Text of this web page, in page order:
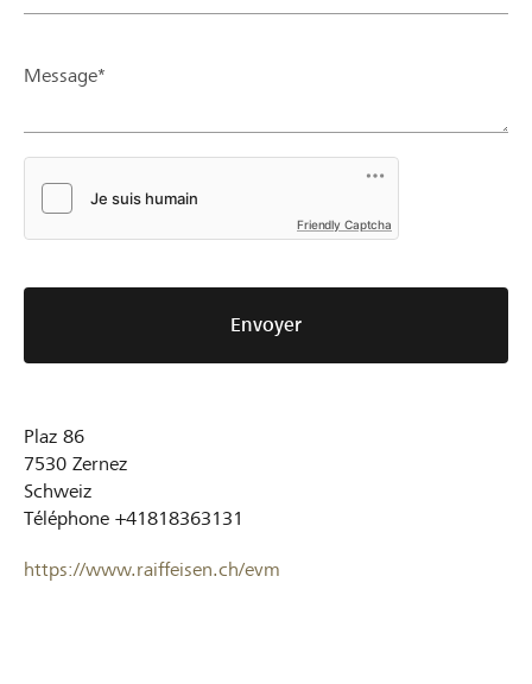
Message*
Friendly Captcha
Envoyer
Plaz 86
7530 Zernez
Schweiz
Téléphone +41818363131
https://www.raiffeisen.ch/evm